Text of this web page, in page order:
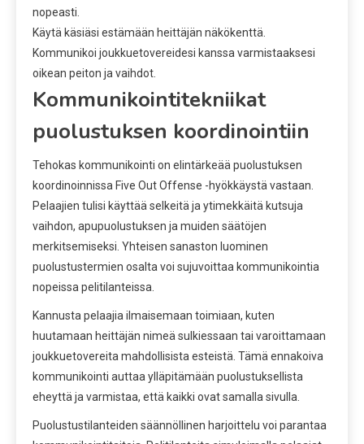
nopeasti.
Käytä käsiäsi estämään heittäjän näkökenttä.
Kommunikoi joukkuetovereidesi kanssa varmistaaksesi
oikean peiton ja vaihdot.
Kommunikointitekniikat
puolustuksen koordinointiin
Tehokas kommunikointi on elintärkeää puolustuksen
koordinoinnissa Five Out Offense -hyökkäystä vastaan.
Pelaajien tulisi käyttää selkeitä ja ytimekkäitä kutsuja
vaihdon, apupuolustuksen ja muiden säätöjen
merkitsemiseksi. Yhteisen sanaston luominen
puolustustermien osalta voi sujuvoittaa kommunikointia
nopeissa pelitilanteissa.
Kannusta pelaajia ilmaisemaan toimiaan, kuten
huutamaan heittäjän nimeä sulkiessaan tai varoittamaan
joukkuetovereita mahdollisista esteistä. Tämä ennakoiva
kommunikointi auttaa ylläpitämään puolustuksellista
eheyttä ja varmistaa, että kaikki ovat samalla sivulla.
Puolustustilanteiden säännöllinen harjoittelu voi parantaa